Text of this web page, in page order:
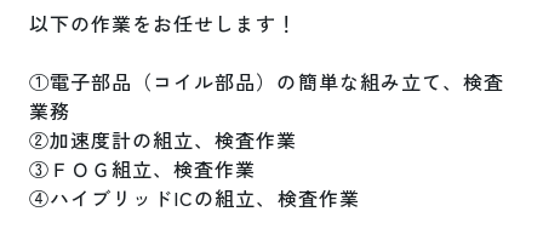
以下の作業をお任せします！
①電子部品（コイル部品）の簡単な組み立て、検査
業務
②加速度計の組立、検査作業
③ＦＯＧ組立、検査作業
④ハイブリッドICの組立、検査作業